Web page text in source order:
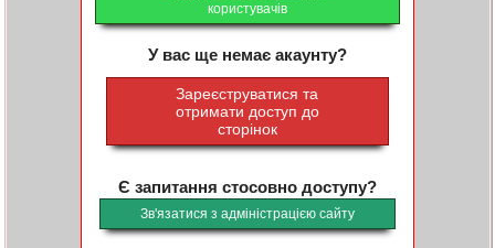
користувачів
У вас ще немає акаунту?
Зареєструватися та
отримати доступ до
сторінок
Є запитання стосовно доступу?
Зв'язатися з адміністрацією сайту